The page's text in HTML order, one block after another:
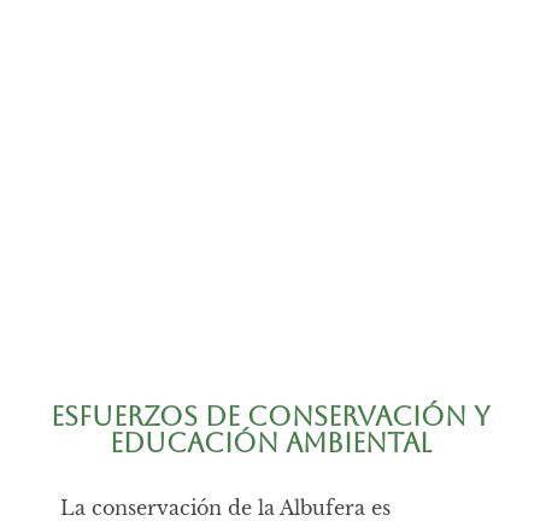
Esfuerzos de Conservación y
Educación Ambiental
La conservación de la Albufera es